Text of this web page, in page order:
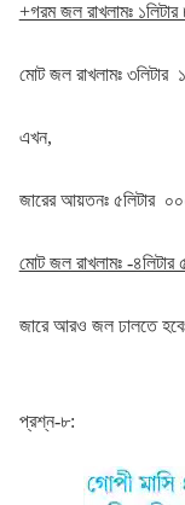
+গরম জল রাখলামঃ ১লিটার
মোট জল রাখলামঃ ৩লিটার
এখন,
জারের আয়তনঃ ৫লিটার
মোট জল রাখলামঃ -৪লিটার
জারে আরও জল ঢালতে হবেঃ
প্রশ্ন-৮: